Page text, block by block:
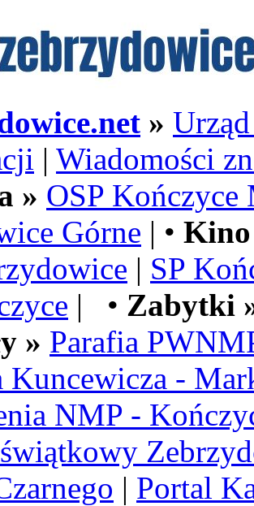
»
| Wiadomości
» OSP Kończyce
Górne | •
| SP
| • Zabytki
» Parafia
Kuncewicza -
NMP -
| Portal